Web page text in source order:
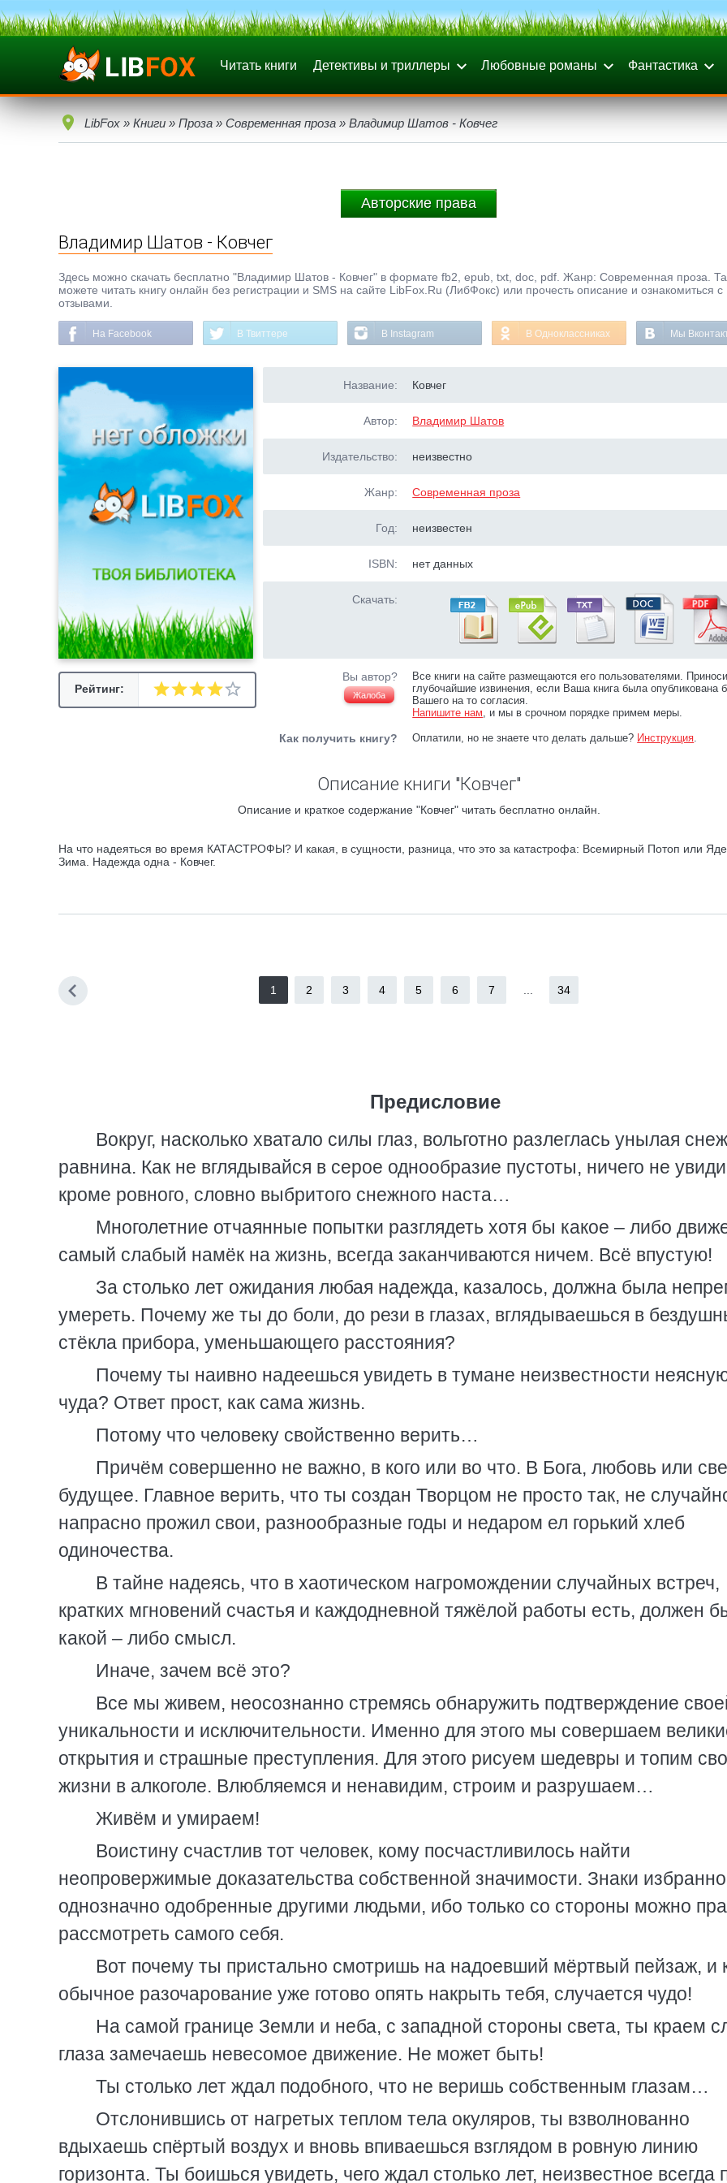
Читать книги Детективы и триллеры Любовные романы Фантастика
LibFox » Книги » Проза » Современная проза » Владимир Шатов - Ковчег
Авторские права
Владимир Шатов - Ковчег
Здесь можно скачать бесплатно "Владимир Шатов - Ковчег" в формате fb2, epub, txt, doc, pdf. Жанр: Современная проза.
можете читать книгу онлайн без регистрации и SMS на сайте LibFox.Ru (ЛибФокс) или прочесть описание и ознакомиться с
отзывами.
На Facebook В Твиттере В Instagram В Одноклассниках Мы
Рейтинг:
Название: Ковчег
Автор: Владимир Шатов
Издательство: неизвестно
Жанр: Современная проза
Год: неизвестен
ISBN: нет данных
Скачать:
Вы автор?
Жалоба
Все книги на сайте размещаются его пользователями.
глубочайшие извинения, если Ваша книга была опубликована
Вашего на то согласия.
Напишите нам, и мы в срочном порядке примем меры.
Как получить книгу? Оплатили, но не знаете что делать дальше? Инструкция.
Описание книги "Ковчег"
Описание и краткое содержание "Ковчег" читать бесплатно онлайн.
На что надеяться во время КАТАСТРОФЫ? И какая, в сущности, разница, что это за катастрофа: Всемирный Потоп или
Зима. Надежда одна - Ковчег.
1 2 3 4 5 6 7 34
Предисловие
Вокруг, насколько хватало силы глаз, вольготно разлеглась унылая
равнина. Как не вглядывайся в серое однообразие пустоты, ничего не
кроме ровного, словно выбритого снежного наста…
Многолетние отчаянные попытки разглядеть хотя бы какое – либо
самый слабый намёк на жизнь, всегда заканчиваются ничем. Всё впустую!
За столько лет ожидания любая надежда, казалось, должна была
умереть. Почему же ты до боли, до рези в глазах, вглядываешься в
стёкла прибора, уменьшающего расстояния?
Почему ты наивно надеешься увидеть в тумане неизвестности
чуда? Ответ прост, как сама жизнь.
Потому что человеку свойственно верить…
Причём совершенно не важно, в кого или во что. В Бога, любовь или
будущее. Главное верить, что ты создан Творцом не просто так, не
напрасно прожил свои, разнообразные годы и недаром ел горький хлеб
одиночества.
В тайне надеясь, что в хаотическом нагромождении случайных встреч,
кратких мгновений счастья и каждодневной тяжёлой работы есть, должен
какой – либо смысл.
Иначе, зачем всё это?
Все мы живем, неосознанно стремясь обнаружить подтверждение
уникальности и исключительности. Именно для этого мы совершаем
открытия и страшные преступления. Для этого рисуем шедевры и топим
жизни в алкоголе. Влюбляемся и ненавидим, строим и разрушаем…
Живём и умираем!
Воистину счастлив тот человек, кому посчастливилось найти
неопровержимые доказательства собственной значимости. Знаки
однозначно одобренные другими людьми, ибо только со стороны можно
рассмотреть самого себя.
Вот почему ты пристально смотришь на надоевший мёртвый пейзаж, и
обычное разочарование уже готово опять накрыть тебя, случается чудо!
На самой границе Земли и неба, с западной стороны света, ты краем
глаза замечаешь невесомое движение. Не может быть!
Ты столько лет ждал подобного, что не веришь собственным глазам…
Отслонившись от нагретых теплом тела окуляров, ты взволнованно
вдыхаешь спёртый воздух и вновь впиваешься взглядом в ровную линию
горизонта. Ты боишься увидеть, чего ждал столько лет, неизвестное всегда